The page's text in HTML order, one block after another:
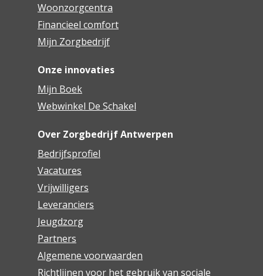
Woonzorgcentra
Financieel comfort
Mijn Zorgbedrijf
Onze innovaties
Mijn Boek
Webwinkel De Schakel
Over Zorgbedrijf Antwerpen
Bedrijfsprofiel
Vacatures
Vrijwilligers
Leveranciers
Jeugdzorg
Partners
Algemene voorwaarden
Richtlijnen voor het gebruik van sociale